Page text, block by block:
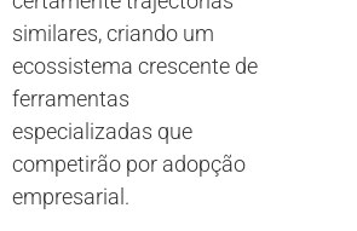
similares, criando um
ecossistema crescente de
ferramentas
especializadas que
competirão por adopção
empresarial.